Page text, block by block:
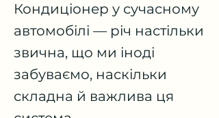
Кондиціонер у сучасному
автомобілі — річ настільки
звична, що ми іноді
забуваємо, наскільки
складна й важлива ця